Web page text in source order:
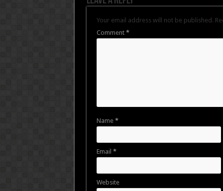
Your email address will not be published.
Comment *
Name *
Email *
Website